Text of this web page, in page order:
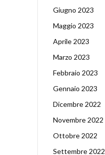
Giugno 2023
Maggio 2023
Aprile 2023
Marzo 2023
Febbraio 2023
Gennaio 2023
Dicembre 2022
Novembre 2022
Ottobre 2022
Settembre 2022